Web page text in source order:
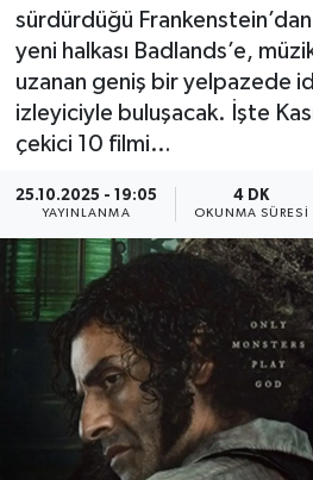
sürdürdüğü
yeni halkası Badlands’e,
uzanan geniş bir yelpazede
izleyiciyle buluşacak. İşte
çekici 10 filmi…
25.10.2025 - 19:05
YAYINLANMA
4 DK
OKUNMA SÜRESI
MAGAZİN
YEREL